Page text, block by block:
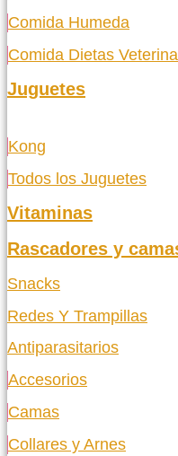
Comida Humeda
Comida Dietas
Juguetes
Kong
Todos los Juguetes
Vitaminas
Rascadores y
Snacks
Redes Y Trampillas
Antiparasitarios
Accesorios
Camas
Collares y Arnes